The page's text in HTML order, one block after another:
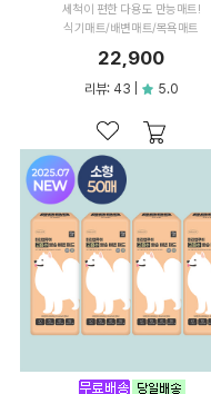
세척이 편한 다용도 만능매트!
식기매트/배변매트/목욕매트
22,900
리뷰: 43 | 5.0